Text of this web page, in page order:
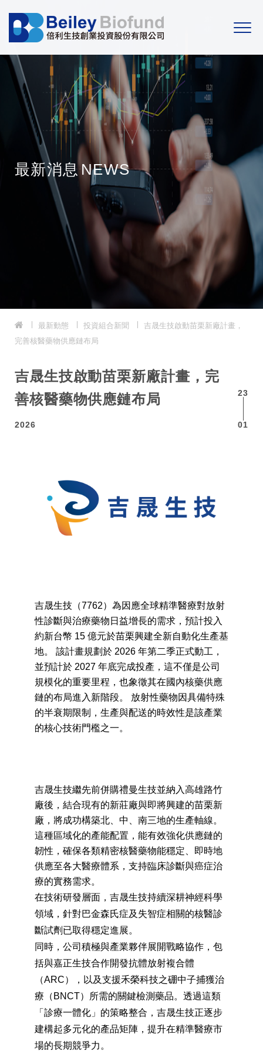
最新消息NEWS
最新動態 投資組合新聞
吉晟生技啟動苗栗新廠計
畫，完善核醫藥物供應鏈布局
吉晟生技啟動苗栗新廠計畫，完
善核醫藥物供應鏈布局
23
01
2026
吉晟生技（7762）為因應全球精準醫療對放射性
診斷與治療藥物日益增長的需求，預計投入約新
台幣 15 億元於苗栗興建全新自動化生產基地。
該計畫規劃於 2026 年第二季正式動工，並預計於
2027 年底完成投產，這不僅是公司規模化的重要
里程，也象徵其在國內核藥供應鏈的布局進入新
階段。 放射性藥物因具備特殊的半衰期限制，生
產與配送的時效性是該產業的核心技術門檻之
一。
後，結合現有的新莊廠與即將興建的苗栗新廠，
將成功構築北、中、南三地的生產軸線。這種區
域化的產能配置，能有效強化供應鏈的韌性，確
保各類精密核醫藥物能穩定、即時地供應至各大
醫療體系，支持臨床診斷與癌症治療的實務需
求。
在技術研發層面，吉晟生技持續深耕神經科學領
域，針對巴金森氏症及失智症相關的核醫診斷試
劑已取得穩定進展。
同時，公司積極與產業夥伴展開戰略協作，包括
與嘉正生技合作開發抗體放射複合體（ARC），
以及支援禾榮科技之硼中子捕獲治療（BNCT）所
需的關鍵檢測藥品。透過這類「診療一體化」的
策略整合，吉晟生技正逐步建構起多元化的產品
矩陣，提升在精準醫療市場的長期競爭力。